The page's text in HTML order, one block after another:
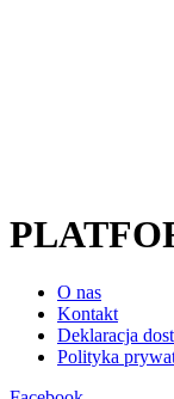
O nas
Kontakt
Deklaracja
Polityka